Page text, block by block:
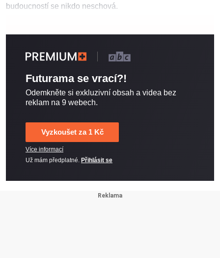
budoucností se nikdo neschová.
Futurama se vrací?!
Odemkněte si exkluzivní obsah a videa bez
reklam na 9 webech.
Vyzkoušet za 1 Kč
Více informací
Už mám předplatné. Přihlásit se